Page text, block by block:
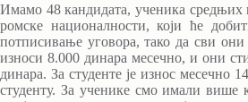
Имамо 48 кандидата, ученика средњих
ромске националности, који ће
потписивање уговора, тако да сви
износи 8.000 динара месечно, и они
динара. За студенте је износ месечно
студенту. За ученике смо имали више